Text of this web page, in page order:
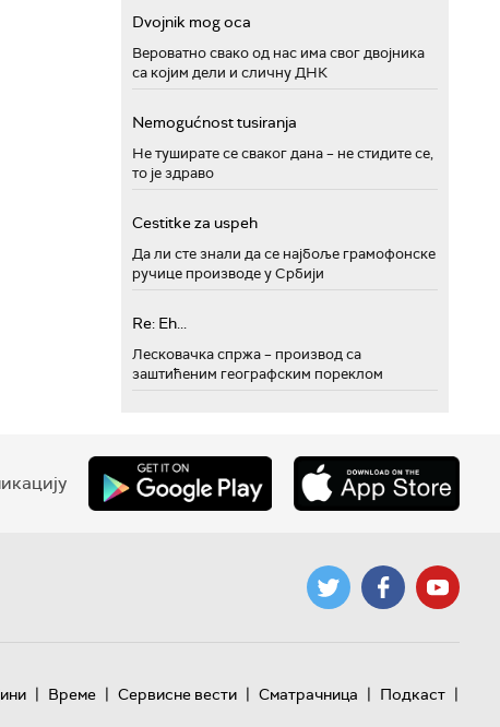
Dvojnik mog oca
Вероватно свако од нас има свог двојника
са којим дели и сличну ДНК
Nemogućnost tusiranja
Не туширате се сваког дана – не стидите се,
то је здраво
Cestitke za uspeh
Да ли сте знали да се најбоље грамофонске
ручице производе у Србији
Re: Eh...
Лесковачка спржа – производ са
заштићеним географским пореклом
| Време | Сервисне вести | Сматрачница | Подкаст |